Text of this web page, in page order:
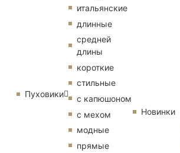
Пуховики
итальянские
длинные
средней
длины
короткие
стильные
с капюшоном
с мехом
модные
прямые
Новинки